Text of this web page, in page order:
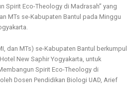
Spirit Eco-Theology di Madrasah” yang
MTs se-Kabupaten Bantul pada Minggu
dan MTs) se-Kabupaten Bantul berkumpul
New Saphir Yogyakarta, untuk
Spirit Eco-Theology di
Dosen Pendidikan Biologi UAD, Arief